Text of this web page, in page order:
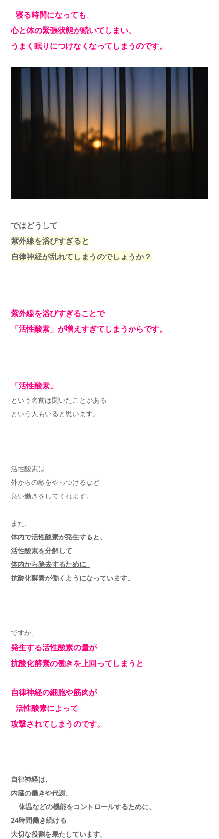
寝る時間になっても、
心と体の緊張状態が続いてしまい、
うまく眠りにつけなくなってしまうのです。
ではどうして
紫外線を浴びすぎると
自律神経が乱れてしまうのでしょうか？
紫外線を浴びすぎることで
「活性酸素」が増えすぎてしまうからです。
「活性酸素」
という名前は聞いたことがある
という人もいると思います。
活性酸素は
外からの敵をやっつけるなど
良い働きをしてくれます。
また、
体内で活性酸素が発生すると、
活性酸素を分解して
体内から除去するために
抗酸化酵素が働くようになっています。
ですが、
発生する活性酸素の量が
抗酸化酵素の働きを上回ってしまうと
自律神経の細胞や筋肉が
活性酸素によって
攻撃されてしまうのです。
自律神経は、
内臓の働きや代謝、
体温などの機能をコントロールするために、
24時間働き続ける
大切な役割を果たしています。